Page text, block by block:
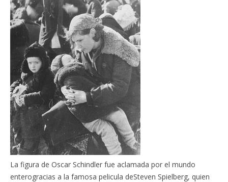
La figura de Oscar Schindler fue aclamada por el mundo
enterogracias a la famosa pelicula deSteven Spielberg, quien